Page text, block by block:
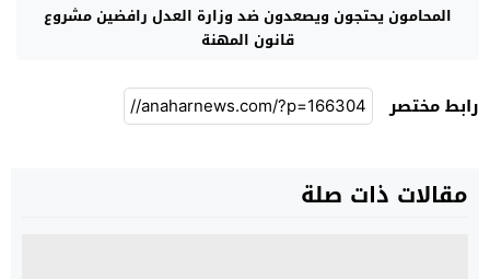
المحامون يحتجون ويصعدون ضد وزارة العدل رافضين مشروع
قانون المهنة
رابط مختصر
مقالات ذات صلة